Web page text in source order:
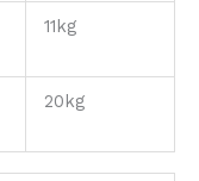
11kg
20kg